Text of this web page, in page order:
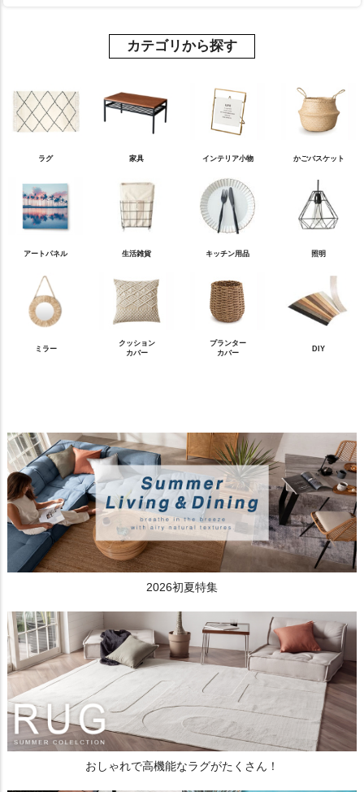
カテゴリから探す
ラグ 家具 インテリア小物 かごバスケット
アートパネル 生活雑貨 キッチン用品 照明
ミラー
クッション
カバー
プランター
カバー
DIY
2026初夏特集
おしゃれで高機能なラグがたくさん！